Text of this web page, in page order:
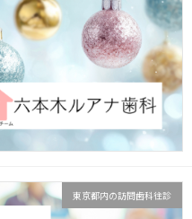
東京都内の訪問歯科往診